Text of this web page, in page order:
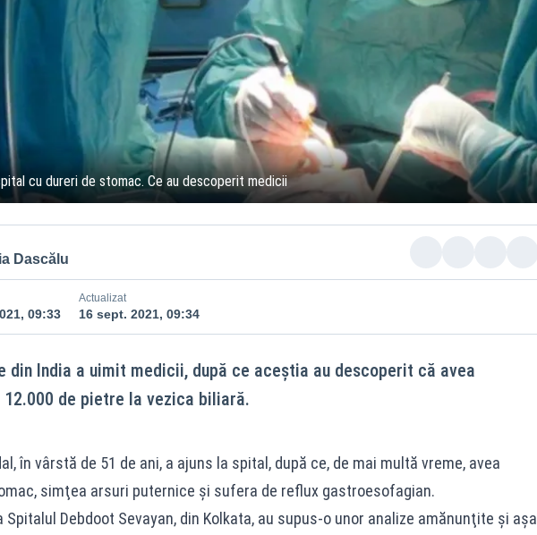
cu dureri de stomac. Ce au descoperit medicii
Dascălu
09:33
Actualizat
16 sept. 2021, 09:34
din India a uimit medicii, după ce aceştia au descoperit că avea
12.000 de pietre la vezica biliară.
în vârstă de 51 de ani, a ajuns la spital, după ce, de mai multă vreme, avea
simţea arsuri puternice şi sufera de reflux gastroesofagian.
Spitalul Debdoot Sevayan, din Kolkata, au supus-o unor analize amănunţite şi aşa